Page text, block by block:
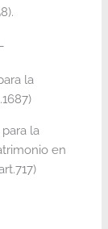
la
la
en